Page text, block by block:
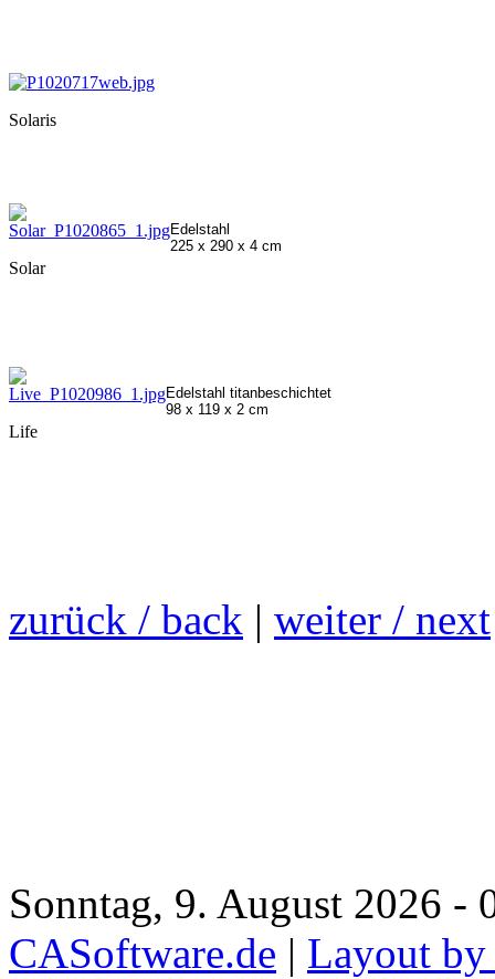
Solaris
Solar
Edelstahl
225 x 290 x 4 cm
Life
Edelstahl titanbeschichtet
98 x 119 x 2 cm
zurück / back | weiter / next
Sonntag, 9. August 2026 -
CASoftware.de | Layout by